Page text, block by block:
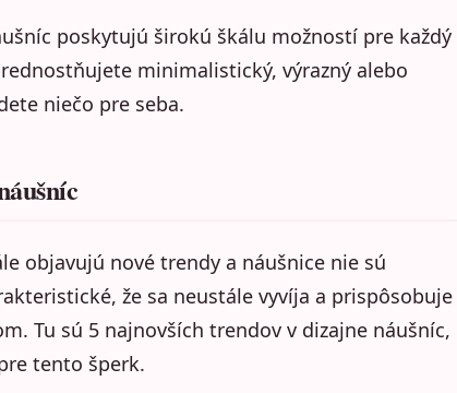
poskytujú širokú škálu možností pre každý
minimalistický, výrazný alebo
niečo pre seba.
objavujú nové trendy a náušnice nie sú
že sa neustále vyvíja a prispôsobuje
Tu sú 5 najnovších trendov v dizajne náušníc,
tento šperk.